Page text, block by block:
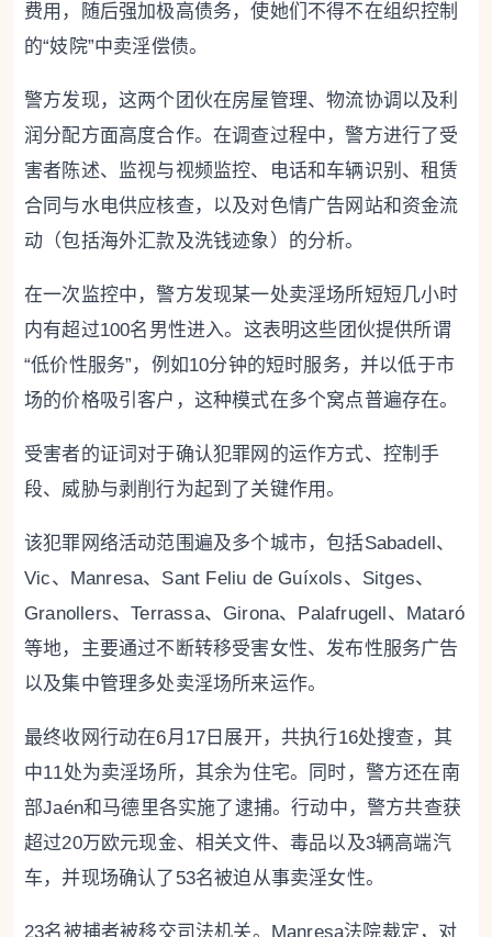
费用，随后强加极高债务，使她们不得不在组织控制
的“妓院”中卖淫偿债。
警方发现，这两个团伙在房屋管理、物流协调以及利
润分配方面高度合作。在调查过程中，警方进行了受
害者陈述、监视与视频监控、电话和车辆识别、租赁
合同与水电供应核查，以及对色情广告网站和资金流
动（包括海外汇款及洗钱迹象）的分析。
在一次监控中，警方发现某一处卖淫场所短短几小时
内有超过100名男性进入。这表明这些团伙提供所谓
“低价性服务”，例如10分钟的短时服务，并以低于市
场的价格吸引客户，这种模式在多个窝点普遍存在。
受害者的证词对于确认犯罪网的运作方式、控制手
段、威胁与剥削行为起到了关键作用。
该犯罪网络活动范围遍及多个城市，包括Sabadell、
Vic、Manresa、Sant Feliu de Guíxols、Sitges、
Granollers、Terrassa、Girona、Palafrugell、Mataró
等地，主要通过不断转移受害女性、发布性服务广告
以及集中管理多处卖淫场所来运作。
最终收网行动在6月17日展开，共执行16处搜查，其
中11处为卖淫场所，其余为住宅。同时，警方还在南
部Jaén和马德里各实施了逮捕。行动中，警方共查获
超过20万欧元现金、相关文件、毒品以及3辆高端汽
车，并现场确认了53名被迫从事卖淫女性。
23名被捕者被移交司法机关。Manresa法院裁定，对